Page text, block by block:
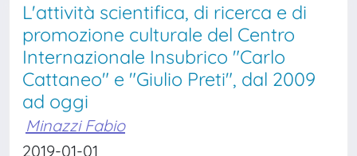
L'attività scientifica, di ricerca e di
promozione culturale del Centro
Internazionale Insubrico "Carlo
Cattaneo" e "Giulio Preti", dal 2009
ad oggi
Minazzi Fabio
2019-01-01